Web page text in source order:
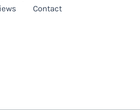
Contact